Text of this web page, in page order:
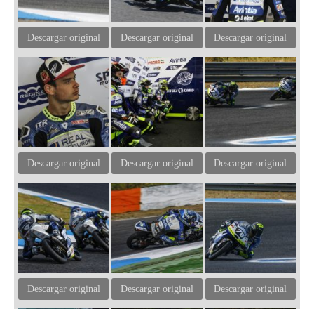
Descargar original Descargar original Descargar original
Descargar original Descargar original Descargar original
Descargar original Descargar original Descargar original